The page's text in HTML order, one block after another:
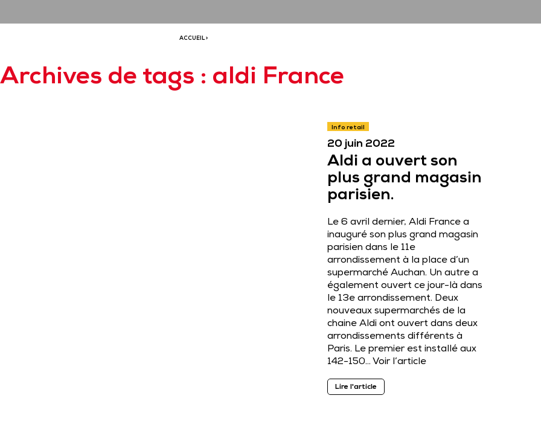
ACCUEIL>
Archives de tags : aldi France
Info retail
20 juin 2022
Aldi a ouvert son
plus grand magasin
parisien.
Le 6 avril dernier, Aldi France a
inauguré son plus grand magasin
parisien dans le 11e
arrondissement à la place d’un
supermarché Auchan. Un autre a
également ouvert ce jour-là dans
le 13e arrondissement. Deux
nouveaux supermarchés de la
chaine Aldi ont ouvert dans deux
arrondissements différents à
Paris. Le premier est installé aux
142-150… Voir l’article
Lire l'article